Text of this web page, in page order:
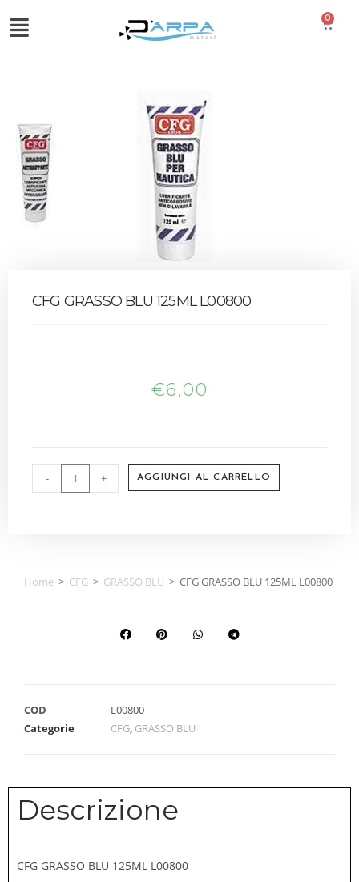
0
CFG GRASSO BLU 125ML L00800
€6,00
- + AGGIUNGI AL CARRELLO
Home > CFG > GRASSO BLU > CFG GRASSO BLU 125ML L00800
COD
L00800
Categorie
CFG, GRASSO BLU
Descrizione
CFG GRASSO BLU 125ML L00800